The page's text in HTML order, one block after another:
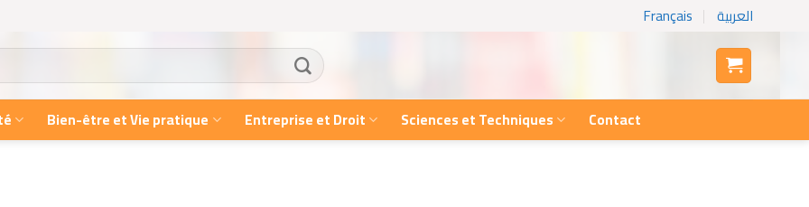
Français العربية
Bien-être et Vie pratique Entreprise et Droit Sciences et Techniques Contact